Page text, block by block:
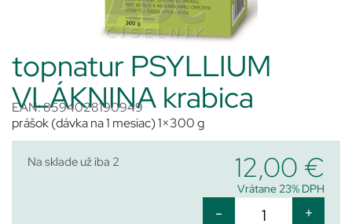
topnatur PSYLLIUM
VLÁKNINA krabica
EAN: 8594028190949
prášok (dávka na 1 mesiac) 1×300 g
Na sklade už iba 2 12,00 €
Vrátane 23% DPH
- +